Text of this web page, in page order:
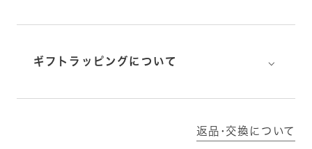
ギフトラッピングについて ⌵
返品･交換について